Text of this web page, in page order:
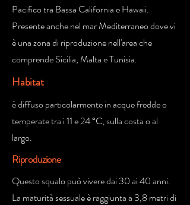
Pacifico tra Bassa California e Hawaii.
Presente anche nel mar Mediterraneo dove vi
è una zona di riproduzione nell'area che
comprende Sicilia, Malta e Tunisia.
Habitat
è diffuso particolarmente in acque fredde o
temperate tra i 11 e 24 °C, sulla costa o al
largo.
Riproduzione
Questo squalo può vivere dai 30 ai 40 anni.
La maturità sessuale è raggiunta a 3,8 metri di